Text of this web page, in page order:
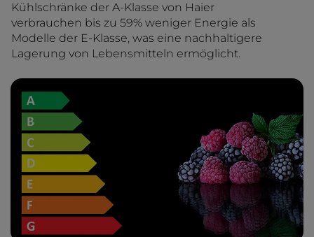
Kühlschränke der A-Klasse von Haier
verbrauchen bis zu 59% weniger Energie als
Modelle der E-Klasse, was eine nachhaltigere
Lagerung von Lebensmitteln ermöglicht.